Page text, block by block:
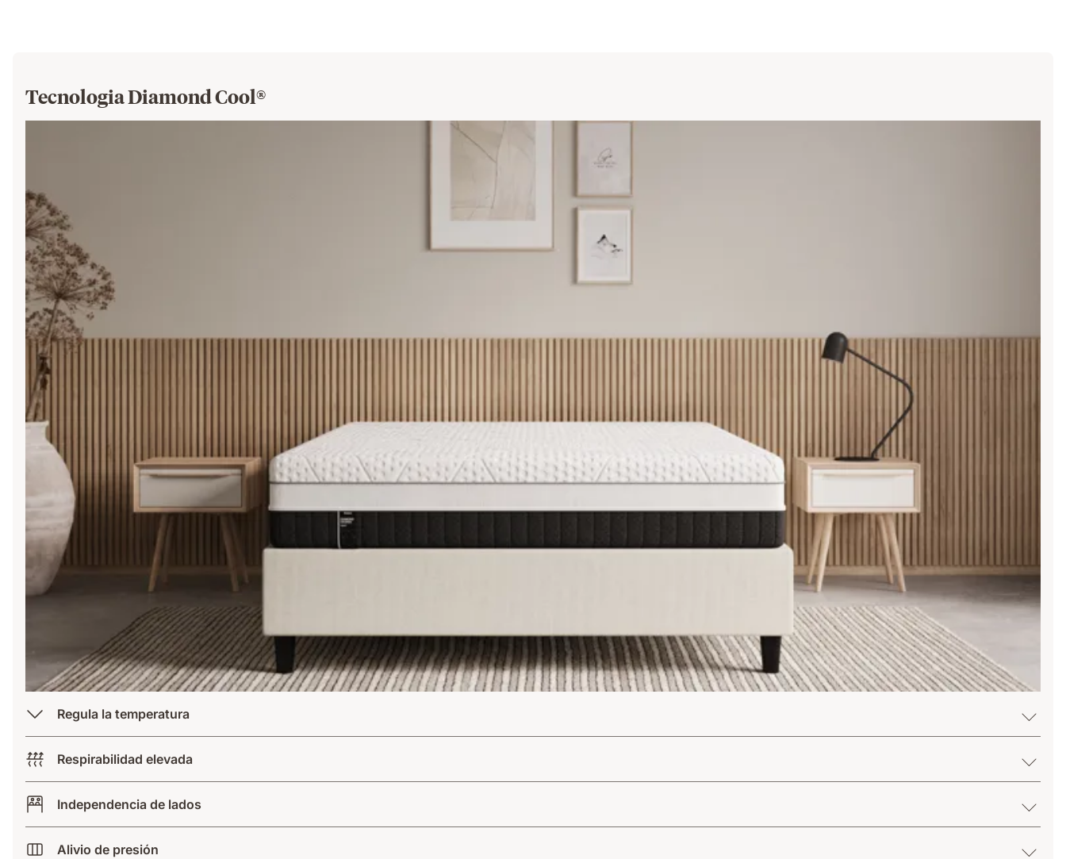
Tecnologia Diamond Cool®
Regula la temperatura
Respirabilidad elevada
Independencia de lados
Alivio de presión